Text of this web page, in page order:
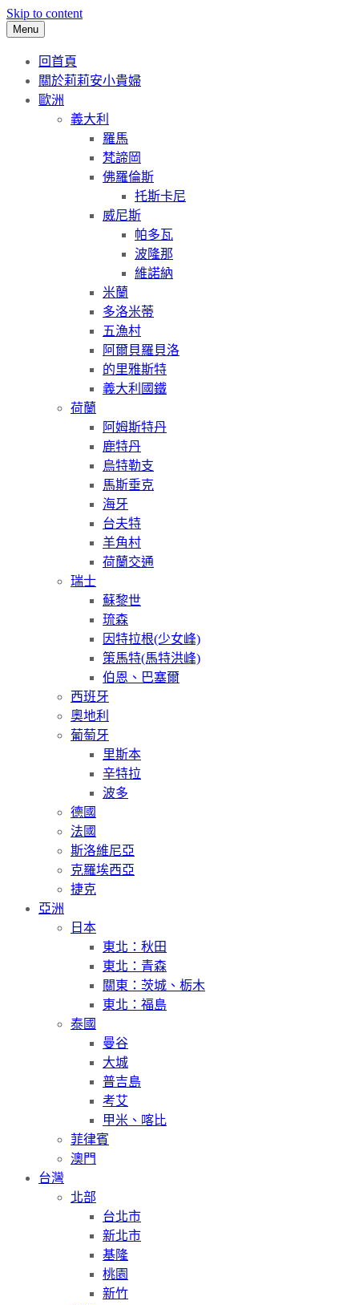
Skip to content
Menu
回首頁
關於莉莉安小貴婦
歐洲
義大利
羅馬
梵諦岡
佛羅倫斯
托斯卡尼
威尼斯
帕多瓦
波隆那
維諾納
米蘭
多洛米蒂
五漁村
阿爾貝羅貝洛
的里雅斯特
義大利國鐵
荷蘭
阿姆斯特丹
鹿特丹
烏特勒支
馬斯垂克
海牙
台夫特
羊角村
荷蘭交通
瑞士
蘇黎世
琉森
因特拉根(少女峰)
策馬特(馬特洪峰)
伯恩、巴塞爾
西班牙
奧地利
葡萄牙
里斯本
辛特拉
波多
德國
法國
斯洛維尼亞
克羅埃西亞
捷克
亞洲
日本
東北：秋田
東北：青森
關東：茨城、栃木
東北：福島
泰國
曼谷
大城
普吉島
考艾
甲米、喀比
菲律賓
澳門
台灣
北部
台北市
新北市
基隆
桃園
新竹